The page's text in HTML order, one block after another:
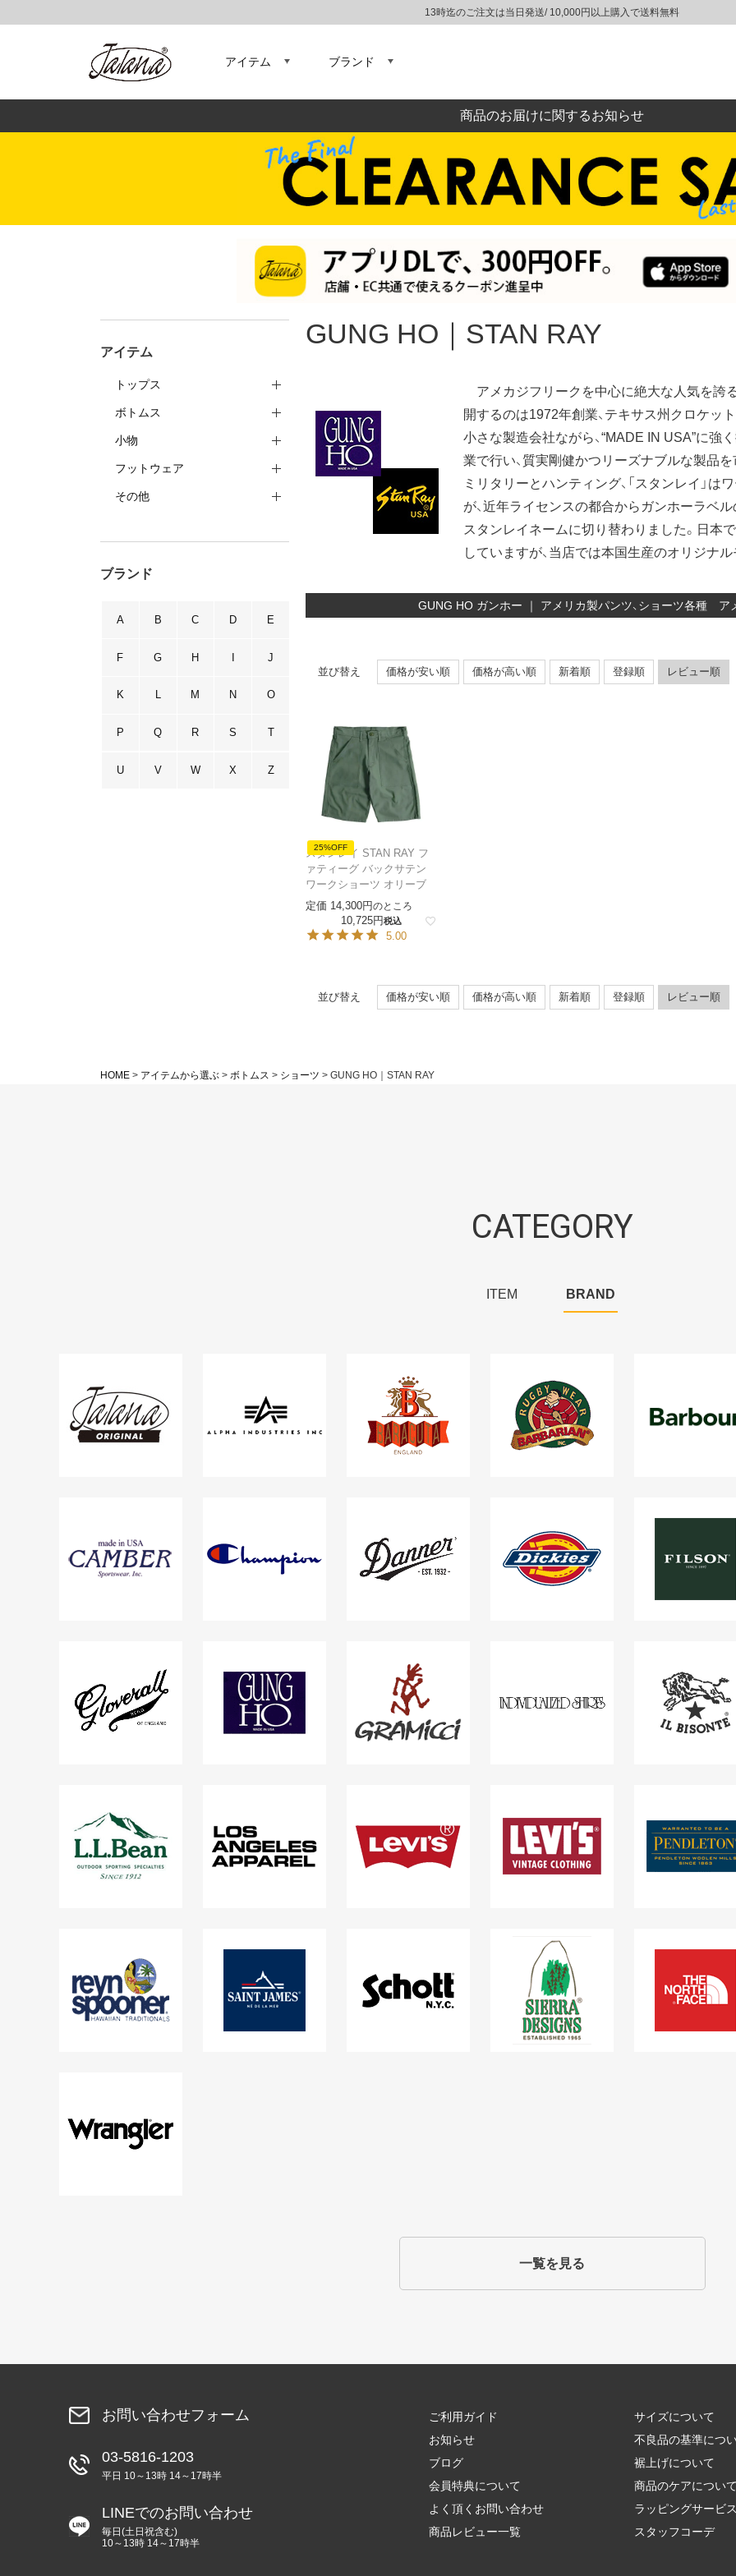
13時迄のご注文は当日発送/ 10,000円以上購入で送料無料
アイテム ブランド
商品のお届けに関するお知らせ
アイテム
トップス
ボトムス
小物
フットウェア
その他
ブランド
A B C D E
F G H I J
K L M N O
P Q R S T
U V W X Z
GUNG HO｜STAN RAY
アメカジフリークを中心に絶大な人気を誇る
開するのは1972年創業、テキサス州クロケッ
小さな製造会社ながら、“MADE IN USA”に強
業で行い、質実剛健かつリーズナブルな製品
ミリタリーとハンティング、「スタンレイ」
が、近年ライセンスの都合からガンホーラベ
スタンレイネームに切り替わりました。日本
していますが、当店では本国生産のオリジナ
GUNG HO ガンホー ｜ アメリカ製パンツ、ショーツ各種 ア
並び替え 価格が安い順 価格が高い順 新着順 登録順 レビュー順
25%OFF
スタンレイ STAN RAY フ
ァティーグ バックサテン
ワークショーツ オリーブ
定価 14,300 のところ
10,725 税込
5.00
並び替え 価格が安い順 価格が高い順 新着順 登録順 レビュー順
HOME アイテムから選ぶ ボトムス ショーツ GUNG HO｜STAN RAY
CATEGORY
ITEM BRAND
一覧を見る
お問い合わせフォーム
03-5816-1203
平日 10～13時 14～17時半
LINEでのお問い合わせ
毎日(土日祝含む)
10～13時 14～17時半
ご利用ガイド
お知らせ
ブログ
会員特典について
よく頂くお問い合わせ
商品レビュー一覧
サイズについて
不良品の基準につ
裾上げについて
商品のケアについて
ラッピングサービス
スタッフコーデ